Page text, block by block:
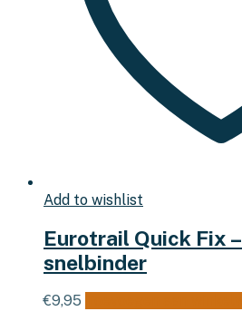
Add to wishlist
Eurotrail Quick Fix
snelbinder
€9,95